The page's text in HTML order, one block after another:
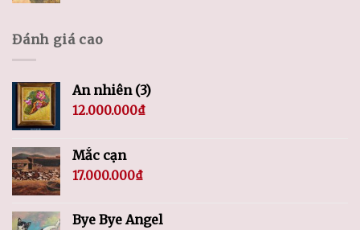
Đánh giá cao
An nhiên (3)
12.000.000₫
Mắc cạn
17.000.000₫
Bye Bye Angel